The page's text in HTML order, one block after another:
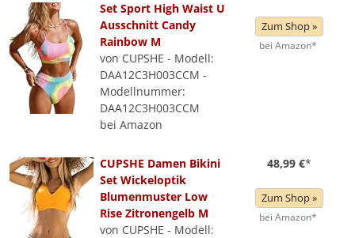
Set Sport High Waist U
Ausschnitt Candy
Rainbow M
von CUPSHE - Modell:
DAA12C3H003CCM -
Modellnummer:
DAA12C3H003CCM
bei Amazon
Zum Shop »
bei Amazon*
CUPSHE Damen Bikini
Set Wickeloptik
Blumenmuster Low
Rise Zitronengelb M
von CUPSHE - Modell:
48,99 €*
Zum Shop »
bei Amazon*